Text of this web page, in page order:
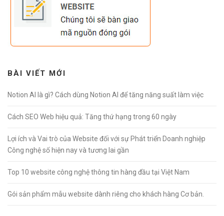
BÀI VIẾT MỚI
Notion AI là gì? Cách dùng Notion AI để tăng năng suất làm việc
Cách SEO Web hiệu quả: Tăng thứ hạng trong 60 ngày
Lợi ích và Vai trò của Website đối với sự Phát triển Doanh nghiệp
Công nghệ số hiện nay và tương lai gần
Top 10 website công nghệ thông tin hàng đầu tại Việt Nam
Gói sản phẩm mẫu website dành riêng cho khách hàng Cơ bản.